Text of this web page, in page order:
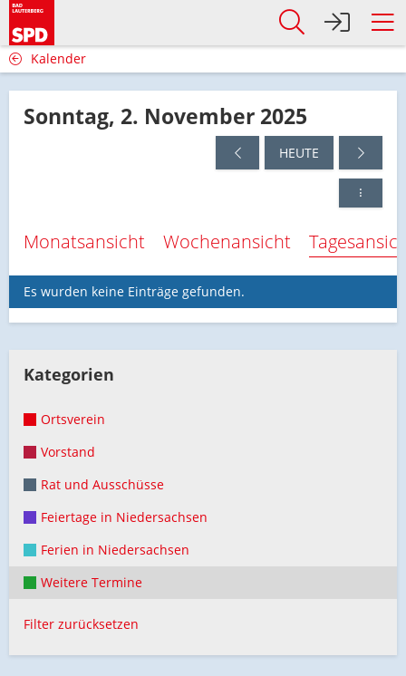
Kalender
Sonntag, 2. November 2025
HEUTE
Monatsansicht Wochenansicht
Es wurden keine Einträge gefunden.
Kategorien
Ortsverein
Vorstand
Rat und Ausschüsse
Feiertage in Niedersachsen
Ferien in Niedersachsen
Weitere Termine
Filter zurücksetzen